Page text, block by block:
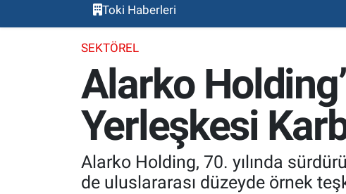
Toki Haberleri
SEKTÖREL
Alarko
Yerleşkesi
Alarko Holding, 70. yılında
de uluslararası düzeyde örnek